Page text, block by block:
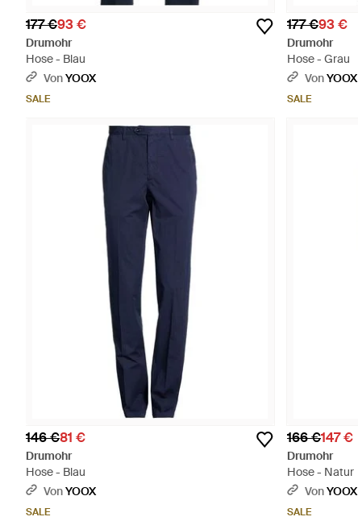
177 €93 €
Drumohr
Hose - Blau
VonYOOX
SALE
177 €93 €
Drumohr
Hose - Grau
VonYOOX
SALE
146 €81 €
Drumohr
Hose - Blau
VonYOOX
SALE
166 €147 €
Drumohr
Hose - Natur
VonYOOX
SALE